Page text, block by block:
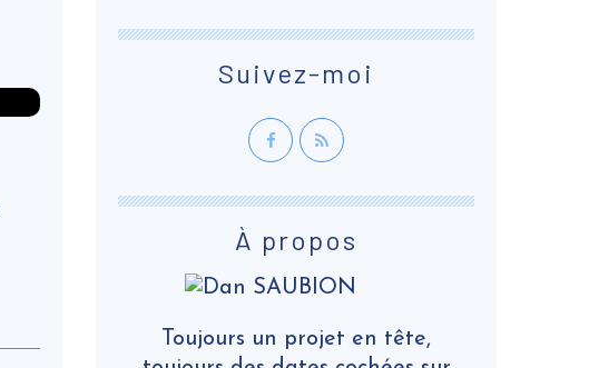
Suivez-moi
À propos
Toujours un projet en tête,